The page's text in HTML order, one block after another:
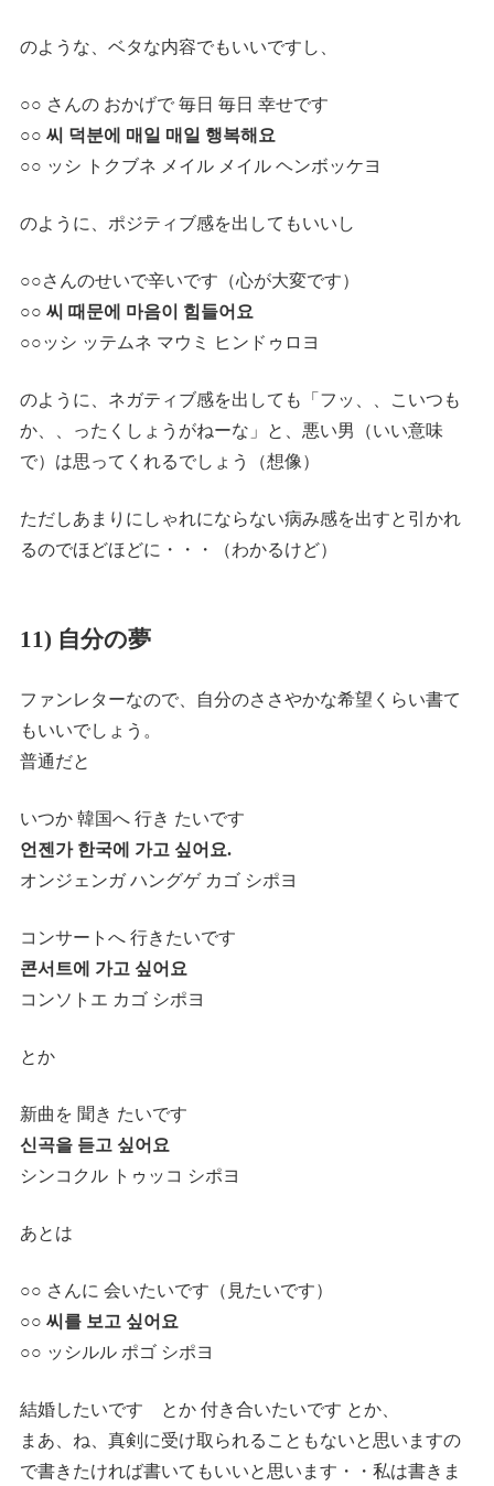
のような、ベタな内容でもいいですし、
○○ さんの おかげで 毎日 毎日 幸せです
○○ 씨 덕분에 매일 매일 행복해요
○○ ッシ トクブネ メイル メイル ヘンボッケヨ
のように、ポジティブ感を出してもいいし
○○さんのせいで辛いです（心が大変です）
○○ 씨 때문에 마음이 힘들어요
○○ッシ ッテムネ マウミ ヒンドゥロヨ
のように、ネガティブ感を出しても「フッ、、こいつも
か、、ったくしょうがねーな」と、悪い男（いい意味
で）は思ってくれるでしょう（想像）
ただしあまりにしゃれにならない病み感を出すと引かれ
るのでほどほどに・・・（わかるけど）
11) 自分の夢
ファンレターなので、自分のささやかな希望くらい書て
もいいでしょう。
普通だと
いつか 韓国へ 行き たいです
언젠가 한국에 가고 싶어요.
オンジェンガ ハングゲ カゴ シポヨ
コンサートへ 行きたいです
콘서트에 가고 싶어요
コンソトエ カゴ シポヨ
とか
新曲を 聞き たいです
신곡을 듣고 싶어요
シンコクル トゥッコ シポヨ
あとは
○○ さんに 会いたいです（見たいです）
○○ 씨를 보고 싶어요
○○ ッシルル ポゴ シポヨ
結婚したいです とか 付き合いたいです とか、
まあ、ね、真剣に受け取られることもないと思いますの
で書きたければ書いてもいいと思います・・私は書きま